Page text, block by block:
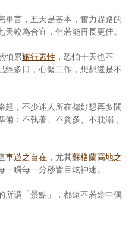
畢言，五天是基本，奮力趕路的
較為合宜，但若能再長更佳。
怕累旅行素性 ，恐怕十天也不
經多日，心繫工作，想想還是不
趕，不少迷人所在都好想再多閒
：不執著、不貪多、不耽溺，
車遊之自在 ，尤其蘇格蘭高地之
一瞬每一分秒皆目炫神迷。
所謂「景點」，都遠不若途中偶